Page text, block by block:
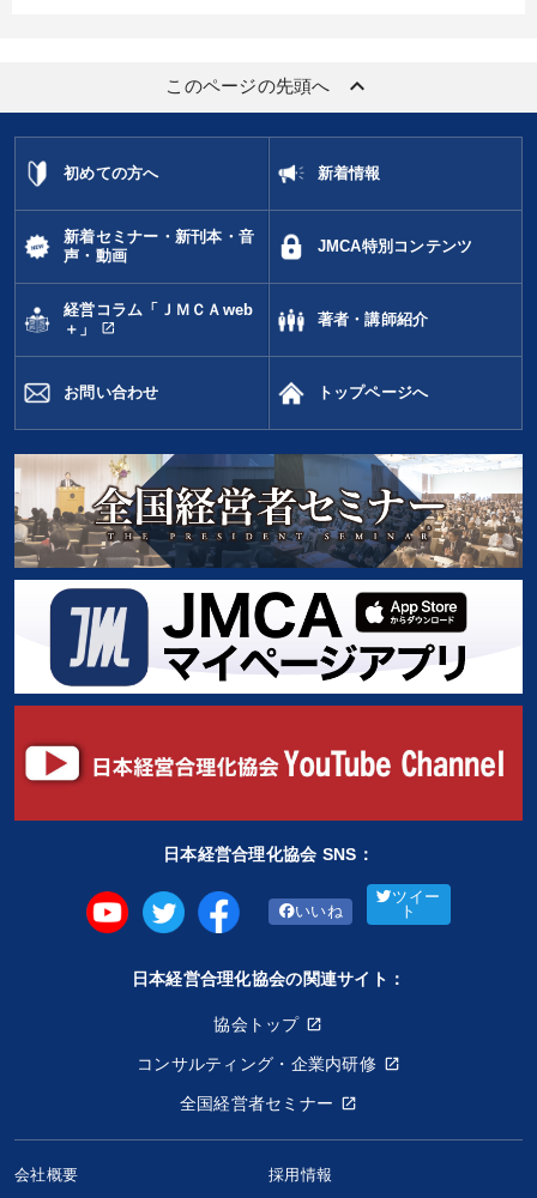
このページの先頭へ keyboard_arrow_up
初めての方へ 新着情報
新着セミナー・新刊本・音
声・動画
JMCA特別コンテンツ
経営コラム「ＪＭＣＡweb
＋」
open_in_new
著者・講師紹介
お問い合わせ トップページへ
日本経営合理化協会 SNS：
いいね
ツイー
ト
日本経営合理化協会の関連サイト：
協会トップ
コンサルティング・企業内研修
全国経営者セミナー
会社概要 採用情報